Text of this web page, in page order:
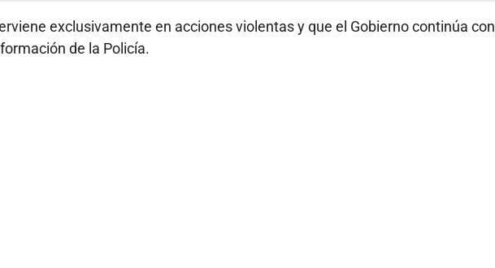
exclusivamente en acciones violentas y que el Gobierno continúa con
de la Policía.